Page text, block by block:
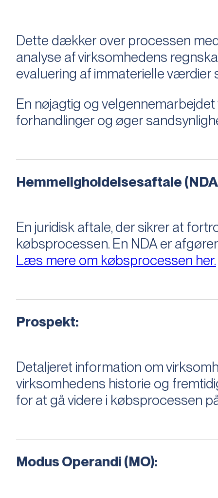
Dette dækker over processen
analyse af virksomhedens
evaluering af immaterielle
En nøjagtig og
forhandlinger og øger
Hemmeligholdelsesaftale
En juridisk aftale, der sikrer at
købsprocessen​​. En NDA er
Læs mere om købsprocessen her.
Prospekt:
Detaljeret information om
virksomhedens historie og
for at gå videre i købsprocessen
Modus Operandi (MO):